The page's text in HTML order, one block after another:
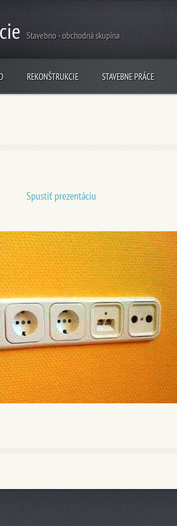
Stavebno - obchodná skupina
REKONŠTRUKCIE STAVEBNE PRÁCE
Spustiť prezentáciu